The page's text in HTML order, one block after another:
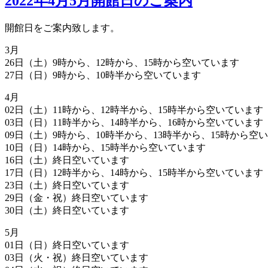
開館日をご案内致します。
3月
26日（土）9時から、12時から、15時から空いています
27日（日）9時から、10時半から空いています
4月
02日（土）11時から、12時半から、15時半から空いています
03日（日）11時半から、14時半から、16時から空いています
09日（土）9時から、10時半から、13時半から、15時から空
10日（日）14時から、15時半から空いています
16日（土）終日空いています
17日（日）12時半から、14時から、15時半から空いています
23日（土）終日空いています
29日（金・祝）終日空いています
30日（土）終日空いています
5月
01日（日）終日空いています
03日（火・祝）終日空いています